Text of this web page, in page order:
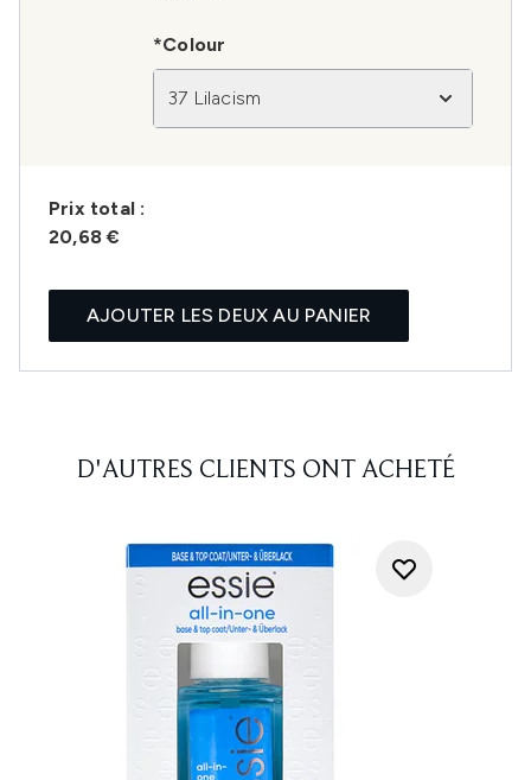
*Colour
37 Lilacism
Prix ​​total :
20,68 €
AJOUTER LES DEUX AU PANIER
D'AUTRES CLIENTS ONT ACHETÉ